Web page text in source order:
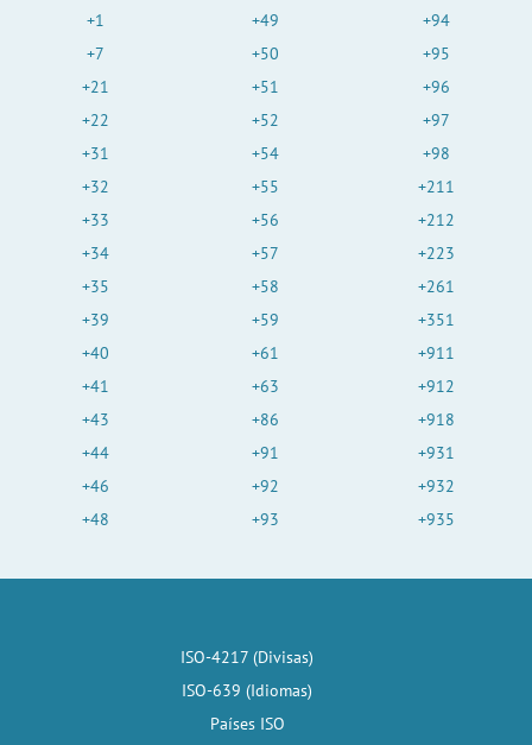
+1
+7
+21
+22
+31
+32
+33
+34
+35
+39
+40
+41
+43
+44
+46
+48
+49
+50
+51
+52
+54
+55
+56
+57
+58
+59
+61
+63
+86
+91
+92
+93
+94
+95
+96
+97
+98
+211
+212
+223
+261
+351
+911
+912
+918
+931
+932
+935
ISO-4217 (Divisas)
ISO-639 (Idiomas)
Países ISO